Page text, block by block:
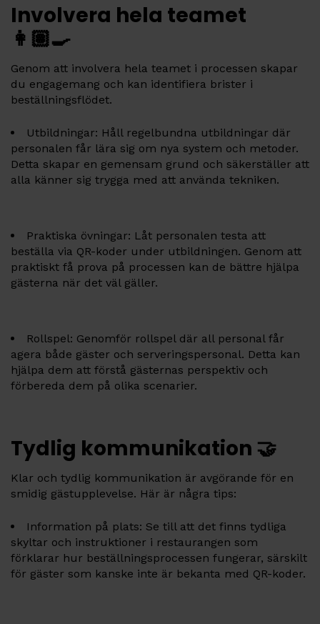
Involvera hela teamet
👩🏽‍🍳
Genom att involvera hela teamet i processen skapar
du engagemang och kan identifiera brister i
beställningsflödet.
Utbildningar: Håll regelbundna utbildningar där
personalen får lära sig om nya system och metoder.
Detta skapar en gemensam grund och säkerställer att
alla känner sig trygga med att använda tekniken.
Praktiska övningar: Låt personalen testa att
beställa via QR-koder under utbildningen. Genom att
praktiskt få prova på processen kan de bättre hjälpa
gästerna när det väl gäller.
Rollspel: Genomför rollspel där all personal får
agera både gäster och serveringspersonal. Detta kan
hjälpa dem att förstå gästernas perspektiv och
förbereda dem på olika scenarier.
Tydlig kommunikation 🤝
Klar och tydlig kommunikation är avgörande för en
smidig gästupplevelse. Här är några tips:
Information på plats: Se till att det finns tydliga
skyltar och instruktioner i restaurangen som
förklarar hur beställningsprocessen fungerar, särskilt
för gäster som kanske inte är bekanta med QR-koder.